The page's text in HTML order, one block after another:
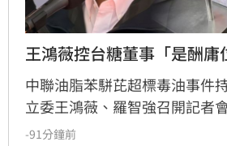
王鴻薇控台糖董事「是酬庸
中聯油脂苯駢芘超標毒油事件
立委王鴻薇、羅智強召開記者
五月即知情卻隱匿不報，並質
-91分鐘前